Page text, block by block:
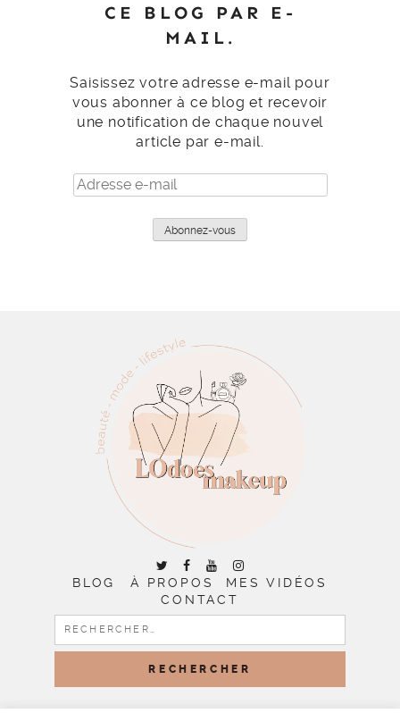
CE BLOG PAR E-
MAIL.
Saisissez votre adresse e-mail pour
vous abonner à ce blog et recevoir
une notification de chaque nouvel
article par e-mail.
Adresse
e-
Abonnez-vous
BLOG À PROPOS
MES VIDÉOS
CONTACT
RECHERCHER :